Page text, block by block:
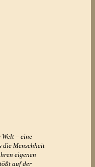
– eine
die Menschheit
eigenen
auf der